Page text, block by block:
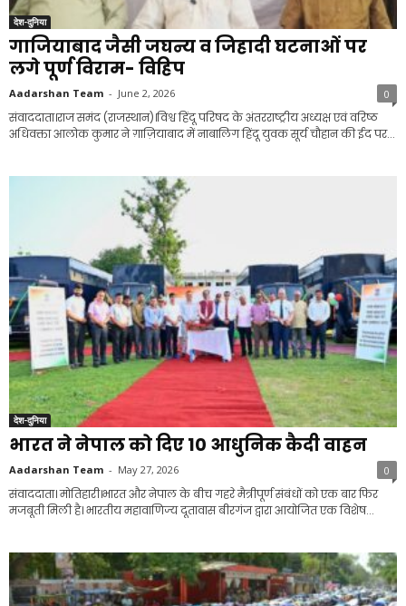
देश-दुनिया
गाजियाबाद जैसी जघन्य व जिहादी घटनाओं पर
लगे पूर्ण विराम- विहिप
Aadarshan Team - June 2, 2026 0
संवाददाता।राज समंद (राजस्थान)।विश्व हिंदू परिषद के अंतरराष्ट्रीय अध्यक्ष एवं वरिष्ठ
अधिवक्ता आलोक कुमार ने ग़ाज़ियाबाद में नाबालिग हिंदू युवक सूर्य चौहान की ईद पर...
देश-दुनिया
भारत ने नेपाल को दिए 10 आधुनिक कैदी वाहन
Aadarshan Team - May 27, 2026 0
संवाददाता। मोतिहारी।भारत और नेपाल के बीच गहरे मैत्रीपूर्ण संबंधों को एक बार फिर
मजबूती मिली है। भारतीय महावाणिज्य दूतावास बीरगंज द्वारा आयोजित एक विशेष...